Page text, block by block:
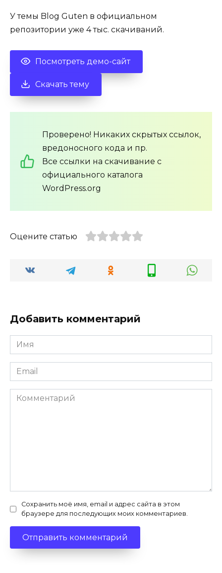
У темы Blog Guten в официальном
репозитории уже 4 тыс. скачиваний.
Посмотреть демо-сайт
Скачать тему
Проверено! Никаких скрытых ссылок,
вредоносного кода и пр.
Все ссылки на скачивание с
официального каталога
WordPress.org
Оцените статью
Добавить комментарий
Имя
*
Email
*
Комментарий
Сохранить моё имя, email и адрес сайта в этом
браузере для последующих моих комментариев.